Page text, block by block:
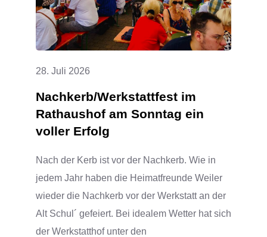
28. Juli 2026
Nachkerb/Werkstattfest im
Rathaushof am Sonntag ein
voller Erfolg
Nach der Kerb ist vor der Nachkerb. Wie in
jedem Jahr haben die Heimatfreunde Weiler
wieder die Nachkerb vor der Werkstatt an der
Alt Schul´ gefeiert. Bei idealem Wetter hat sich
der Werkstatthof unter den